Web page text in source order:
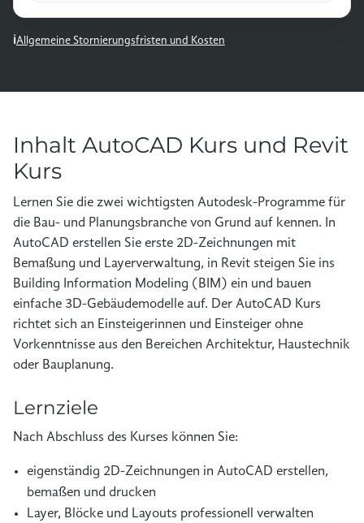
Allgemeine Stornierungsfristen und Kosten
Inhalt AutoCAD Kurs und Revit
Kurs
Lernen Sie die zwei wichtigsten Autodesk-Programme für
die Bau- und Planungsbranche von Grund auf kennen. In
AutoCAD erstellen Sie erste 2D-Zeichnungen mit
Bemaßung und Layerverwaltung, in Revit steigen Sie ins
Building Information Modeling (BIM) ein und bauen
einfache 3D-Gebäudemodelle auf. Der AutoCAD Kurs
richtet sich an Einsteigerinnen und Einsteiger ohne
Vorkenntnisse aus den Bereichen Architektur, Haustechnik
oder Bauplanung.
Lernziele
Nach Abschluss des Kurses können Sie:
eigenständig 2D-Zeichnungen in AutoCAD erstellen,
bemaßen und drucken
Layer, Blöcke und Layouts professionell verwalten